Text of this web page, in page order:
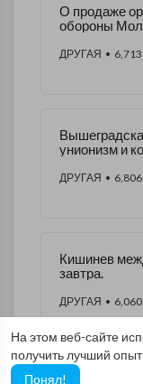
На этом веб-сайте
получить лучший
Понял!
О продаже
обороны
ДРУГАЯ •
унионизм и концепция
ДРУГАЯ •
​Кишинев
завтра.
ДРУГАЯ •